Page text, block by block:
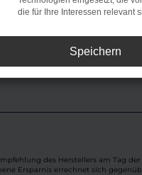
des Herstellers am Tag der
Ersparnis errechnet sich
die für Ihre Interessen relevant
Speichern